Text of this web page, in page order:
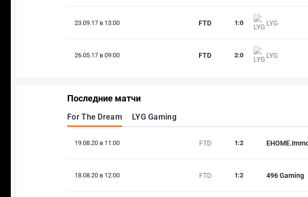
23.09.17 в 13:00 FTD LYG
1 :0
26.05.17 в 09:00 FTD LYG
2:0
Последние матчи
For The Dream LYG Gaming
19.08.20 в 11:00 FTD 1 :2
18.08.20 в 12:00 FTD 496 Gaming
1 :2